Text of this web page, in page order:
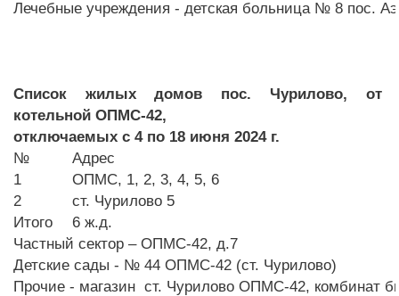
Лечебные учреждения - детская больница № 8 пос.
Список жилых домов пос. Чурилово, от
котельной ОПМС-42,
отключаемых с 4 по 18 июня 2024 г.
№
Адрес
1
ОПМС, 1, 2, 3, 4, 5, 6
2
ст. Чурилово 5
Итого
6 ж.д.
Частный сектор – ОПМС-42, д.7
Детские сады - № 44 ОПМС-42 (ст. Чурилово)
Прочие - магазин ст. Чурилово ОПМС-42, комбинат